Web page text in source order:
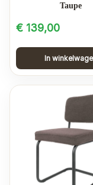
Taupe
€ 139,00
In